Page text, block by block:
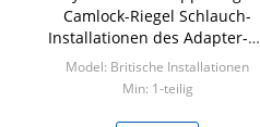
Camlock-Riegel Schlauch-
Installationen des Adapter-6J-
LN
Model: Britische Installationen
Min: 1-teilig